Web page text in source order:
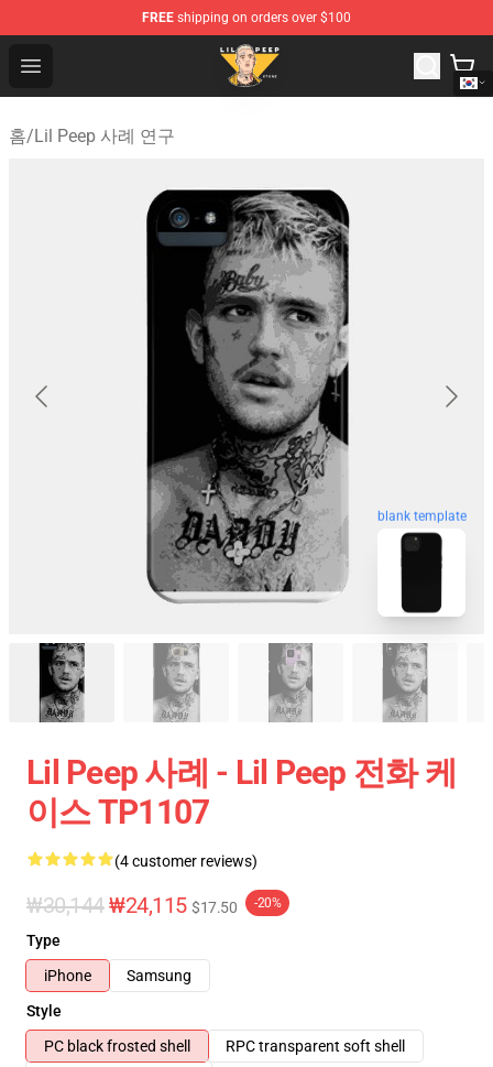
FREE shipping on orders over $100
Open menu
Lil Peep Store - Official Lil Peep Merchandise Shop
홈/Lil Peep 사례 연구
blank template
Lil Peep 사례 - Lil Peep 전화 케
이스 TP1107
(4 customer reviews)
₩30,144₩24,115 $17.50 -20%
Type
iPhone
Samsung
Style
PC black frosted shell
RPC transparent soft shell